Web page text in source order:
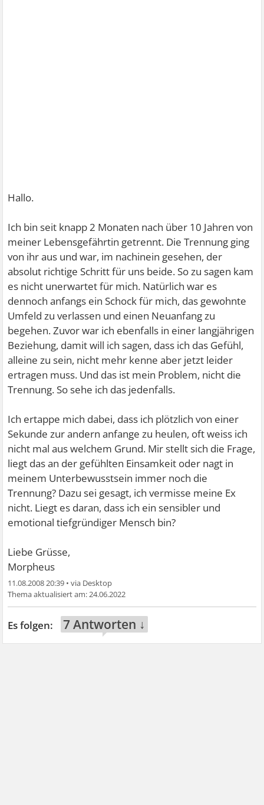
Hallo.
Ich bin seit knapp 2 Monaten nach über 10 Jahren von
meiner Lebensgefährtin getrennt. Die Trennung ging
von ihr aus und war, im nachinein gesehen, der
absolut richtige Schritt für uns beide. So zu sagen kam
es nicht unerwartet für mich. Natürlich war es
dennoch anfangs ein Schock für mich, das gewohnte
Umfeld zu verlassen und einen Neuanfang zu
begehen. Zuvor war ich ebenfalls in einer langjährigen
Beziehung, damit will ich sagen, dass ich das Gefühl,
alleine zu sein, nicht mehr kenne aber jetzt leider
ertragen muss. Und das ist mein Problem, nicht die
Trennung. So sehe ich das jedenfalls.
Ich ertappe mich dabei, dass ich plötzlich von einer
Sekunde zur andern anfange zu heulen, oft weiss ich
nicht mal aus welchem Grund. Mir stellt sich die Frage,
liegt das an der gefühlten Einsamkeit oder nagt in
meinem Unterbewusstsein immer noch die
Trennung? Dazu sei gesagt, ich vermisse meine Ex
nicht. Liegt es daran, dass ich ein sensibler und
emotional tiefgründiger Mensch bin?
Liebe Grüsse,
Morpheus
11.08.2008 20:39 •
24.06.2022
7 Antworten ↓